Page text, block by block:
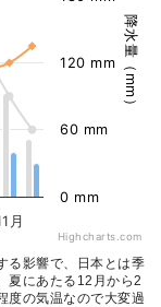
降水量（mm）
月
0 mm
60 mm
120 mm
Highcharts.com
る影響で、日本とは季
夏にあたる12月から2
度の気温なので大変過